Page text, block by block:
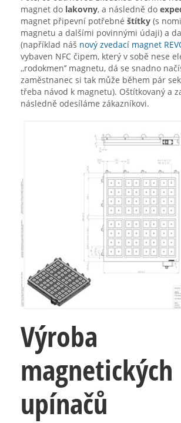
magnet do lakovny, a následně do
magnet připevní potřebné štítky (s
magnetu a dalšími povinnými údaji) a
(například náš nový zvedací magnet
vybaven NFC čipem, který v sobě nese
‚‚rodokmen’’ magnetu, dá se snadno
zaměstnanec si tak může během pár
třeba návod k magnetu). Oštítkovaný a
následně odesíláme zákazníkovi.
Výroba
magnetických
upínačů